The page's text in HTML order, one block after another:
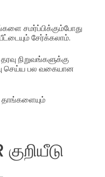
சமர்ப்பிக்கும்போது
சேர்க்கலாம்.
நிறுவங்களுக்கு
செய்ய பல வகையான
தாங்களையும்